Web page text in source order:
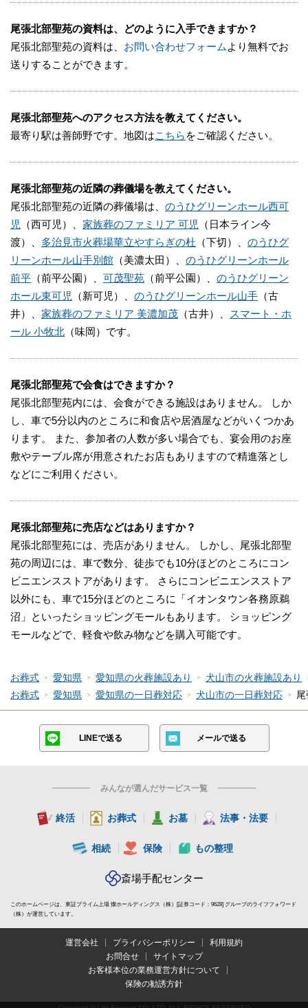
尾張北部聖苑の資料は、どのように入手できますか？
尾張北部聖苑の資料は、 お問い合わせフォーム より無料でお
送りすることができます。
尾張北部聖苑へのアクセス方法を教えてください。
最寄り駅は善師野です。地図はこちら をご確認ください。
尾張北部聖苑の近隣の葬儀場を教えてください。
尾張北部聖苑の近隣の葬儀場は、 のうひグリーンホール西可
児
（西可児）、 家族葬のファミリア 可児
（日本ライン今
渡）、 多治見市火葬場華立やすらぎの杜 （下切）、 のうひグ
リーンホール山手別館 （美濃太田）、 のうひグリーンホール
前平 （前平公園）、 可茂聖苑 （前平公園）、 のうひグリーン
ホール東可児
（新可児）、 のうひグリーンホール山手 （古
井）、 家族葬のファミリア 美濃加茂 （古井）、
スマート・ホ
ール 小牧北 （味岡）です。
尾張北部聖苑で会食はできますか？
尾張北部聖苑内には、会食ができる施設はありません。 しか
し、車で5分以内のところに和食店や居酒屋などがいくつかあ
ります。 また、参加者の人数が多い場合でも、宴会用のお座
敷やテーブル席が用意されたお店もありますので精進落とし
などにご利用ください。
尾張北部聖苑に売店などはありますか？
尾張北部聖苑には、売店がありません。 しかし、尾張北部聖
苑の周辺には、車で数分、徒歩でも10分ほどのところにコン
ビニエンスストアがあります。 さらにコンビニエンスストア
以外にも、車で15分ほどのところに「イオンタウン各務原鵜
沼」といったショッピングモールもあります。 ショッピング
モールなどで、軽食や飲み物などを購入可能です。
お葬式 愛知県 愛知県の火葬施設あり
犬山市の火葬施設あり
お葬式
愛知県 愛知県の一日葬対応 犬山市の一日葬対応
LINEで送る メールで送る
みんなが選んだサービス一覧
終活 お葬式 お墓 法事・法要
相続 保険 もの整理
斎場手配センター
このホームページは、東証プライム上場 燦ホールディングス（株）[証券コード：9628] グループのライフフォワード
（株）が運営しています。
運営会社 プライバシーポリシー
利用規約
お問合せ
サイトマップ
お客様本位の業務運営方針について
保険の勧誘方針